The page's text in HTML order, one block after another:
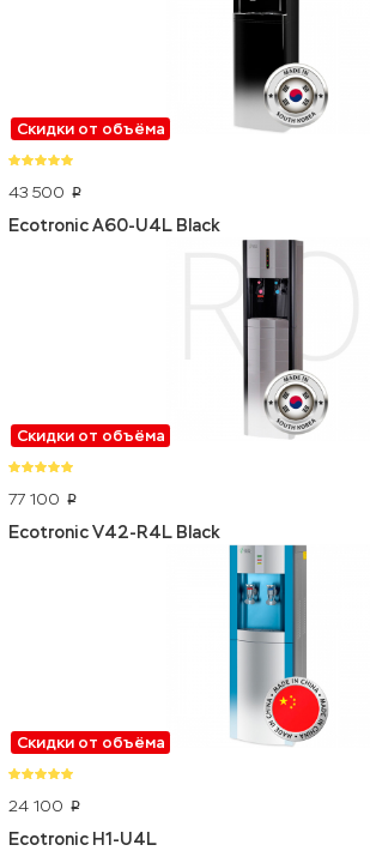
Скидки от объёма
43 500 p
Ecotronic A60-U4L Black
Скидки от объёма
77 100 p
Ecotronic V42-R4L Black
Скидки от объёма
24 100 p
Ecotronic H1-U4L